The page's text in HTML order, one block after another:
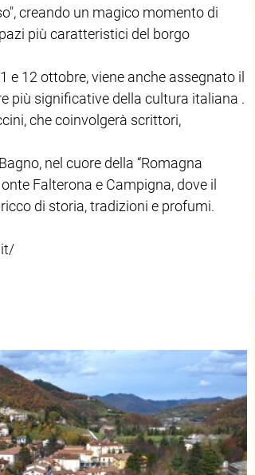
creando un magico momento di
più caratteristici del borgo
e 12 ottobre, viene anche assegnato il
più significative della cultura italiana .
che coinvolgerà scrittori,
nel cuore della “Romagna
Falterona e Campigna, dove il
di storia, tradizioni e profumi.